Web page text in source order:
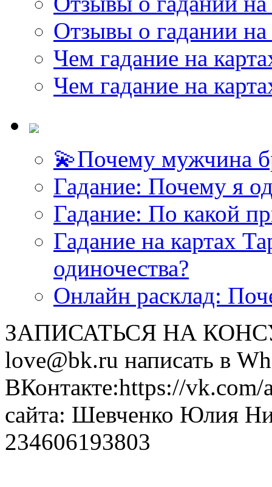
Отзывы о гадании на
Чем гадание на
Чем гадание на
💫Почему мужчина
Гадание: Почему я
Гадание: По какой
Гадание на картах
одиночества?
Онлайн расклад:
ЗАПИСАТЬСЯ НА
love@bk.ru написать в
ВКонтакте:https://
сайта: Шевченко Юлия
234606193803